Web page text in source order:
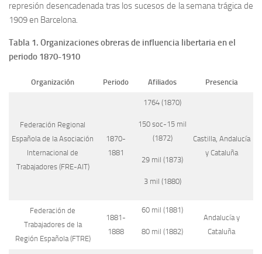
represión desencadenada tras los sucesos de la semana trágica de
1909 en Barcelona.
Tabla 1. Organizaciones obreras de influencia libertaria en el
periodo 1870-1910
Organización Periodo Afiliados Presencia
Federación Regional
Española de la Asociación
Internacional de
Trabajadores (FRE-AIT)
1870-
1881
1764 (1870)
150 soc-15 mil
(1872)
29 mil (1873)
3 mil (1880)
Castilla, Andalucía
y Cataluña
Federación de
Trabajadores de la
Región Española (FTRE)
1881-
1888
60 mil (1881)
80 mil (1882)
Andalucía y
Cataluña